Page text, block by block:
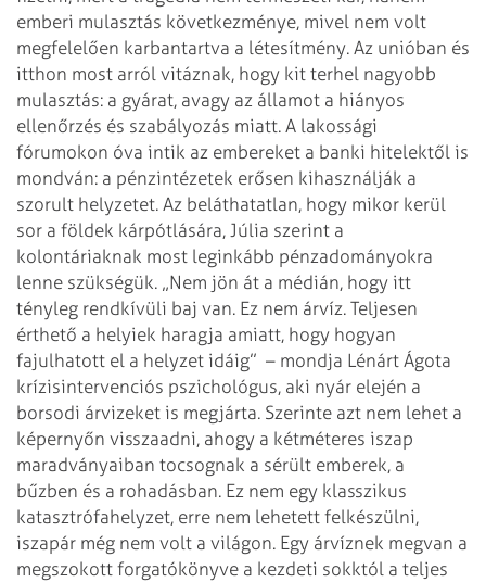
emberi mulasztás következménye, mivel nem volt
megfelelően karbantartva a létesítmény. Az unióban és
itthon most arról vitáznak, hogy kit terhel nagyobb
mulasztás: a gyárat, avagy az államot a hiányos
ellenőrzés és szabályozás miatt. A lakossági
fórumokon óva intik az embereket a banki hitelektől is
mondván: a pénzintézetek erősen kihasználják a
szorult helyzetet. Az beláthatatlan, hogy mikor kerül
sor a földek kárpótlására, Júlia szerint a
kolontáriaknak most leginkább pénzadományokra
lenne szükségük. „Nem jön át a médián, hogy itt
tényleg rendkívüli baj van. Ez nem árvíz. Teljesen
érthető a helyiek haragja amiatt, hogy hogyan
fajulhatott el a helyzet idáig” – mondja Lénárt Ágota
krízisintervenciós pszichológus, aki nyár elején a
borsodi árvizeket is megjárta. Szerinte azt nem lehet a
képernyőn visszaadni, ahogy a kétméteres iszap
maradványaiban tocsognak a sérült emberek, a
bűzben és a rohadásban. Ez nem egy klasszikus
katasztrófahelyzet, erre nem lehetett felkészülni,
iszapár még nem volt a világon. Egy árvíznek megvan a
megszokott forgatókönyve a kezdeti sokktól a teljes